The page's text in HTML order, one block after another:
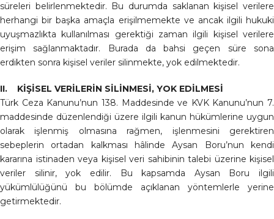
süreleri belirlenmektedir. Bu durumda saklanan kişisel verilere
herhangi bir başka amaçla erişilmemekte ve ancak ilgili hukuki
uyuşmazlıkta kullanılması gerektiği zaman ilgili kişisel verilere
erişim sağlanmaktadır. Burada da bahsi geçen süre sona
erdikten sonra kişisel veriler silinmekte, yok edilmektedir.
II. KİŞİSEL VERİLERİN SİLİNMESİ, YOK EDİLMESİ
Türk Ceza Kanunu’nun 138. Maddesinde ve KVK Kanunu’nun 7.
maddesinde düzenlendiği üzere ilgili kanun hükümlerine uygun
olarak işlenmiş olmasına rağmen, işlenmesini gerektiren
sebeplerin ortadan kalkması hâlinde Aysan Boru’nun kendi
kararına istinaden veya kişisel veri sahibinin talebi üzerine kişisel
veriler silinir, yok edilir. Bu kapsamda Aysan Boru ilgili
yükümlülüğünü bu bölümde açıklanan yöntemlerle yerine
getirmektedir.